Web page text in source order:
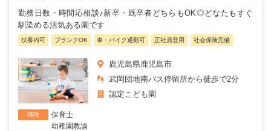
勤務日数・時間応相談♪新卒・既卒者どちらもOK◎どなたもすぐ
馴染める活気ある園です
扶養内可 ブランクOK 車・バイク通勤可 正社員登用 社会保険完備
鹿児島県鹿児島市
武岡団地南バス停留所から徒歩で2分
認定こども園
職種
保育士
幼稚園教諭